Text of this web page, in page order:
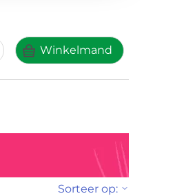
Winkelmand
Sorteer op: